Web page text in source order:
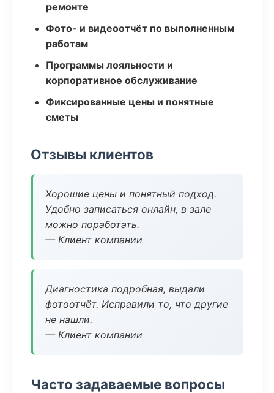
ремонте
Фото- и видеоотчёт по выполненным
работам
Программы лояльности и
корпоративное обслуживание
Фиксированные цены и понятные
сметы
Отзывы клиентов
Хорошие цены и понятный подход.
Удобно записаться онлайн, в зале
можно поработать.
— Клиент компании
Диагностика подробная, выдали
фотоотчёт. Исправили то, что другие
не нашли.
— Клиент компании
Часто задаваемые вопросы